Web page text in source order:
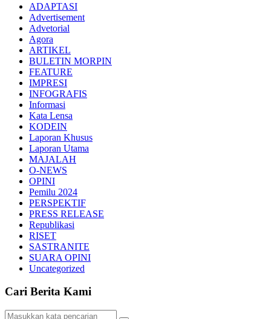
ADAPTASI
Advertisement
Advetorial
Agora
ARTIKEL
BULETIN MORPIN
FEATURE
IMPRESI
INFOGRAFIS
Informasi
Kata Lensa
KODEIN
Laporan Khusus
Laporan Utama
MAJALAH
O-NEWS
OPINI
Pemilu 2024
PERSPEKTIF
PRESS RELEASE
Republikasi
RISET
SASTRANITE
SUARA OPINI
Uncategorized
Cari Berita Kami